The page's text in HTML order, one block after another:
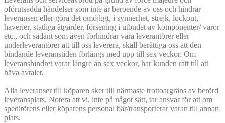
oförutsedda händelser som inte är beroende av oss och hindrar
leveransen eller göra det omöjligt, i synnerhet, strejk, lockout,
haverier, statliga åtgärder, försening i utbudet av komponenter/ varor
etc., och sådant som även förhindrar våra leverantörer eller
underleverantörer att till oss leverera, skall berättiga oss att den
bindande leveranstiden förlängs med upp till sex veckor. Om
leveranshindret varar längre än sex veckor, har kunden rätt till att
häva avtalet.
Alla leveranser till köparen sker till närmaste trottoargräns av berörd
leveransplats. Notera att vi, inte på något sätt, tar ansvar för att om
speditörens eller köparens personal bär/transporterar varan till annan
plats.